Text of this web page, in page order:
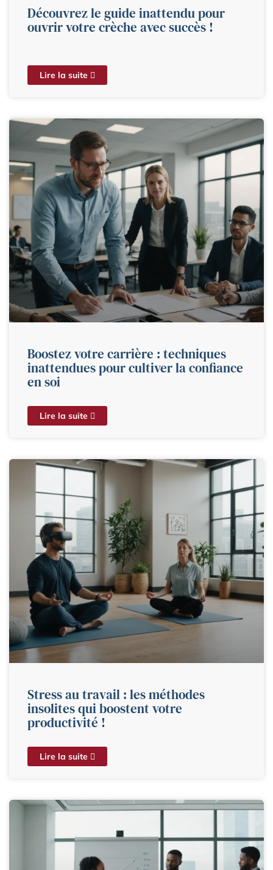
Découvrez le guide inattendu pour
ouvrir votre crèche avec succès !
Lire la suite
Boostez votre carrière : techniques
inattendues pour cultiver la confiance
en soi
Lire la suite
Stress au travail : les méthodes
insolites qui boostent votre
productivité !
Lire la suite